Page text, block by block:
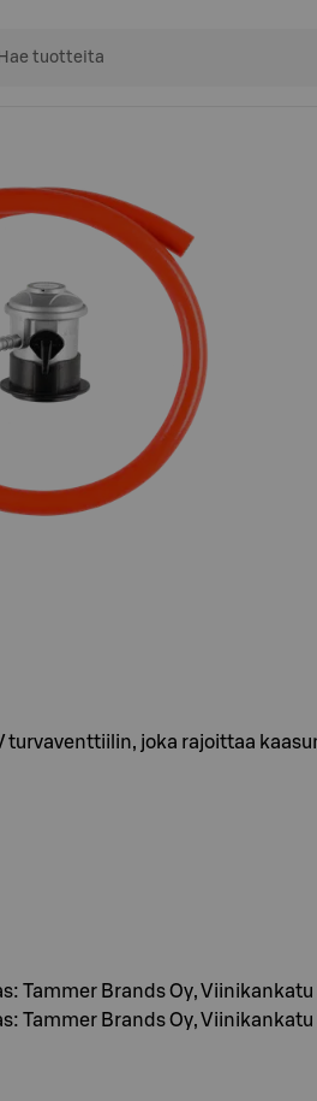
turvaventtiilin, joka rajoittaa
Tammer Brands Oy,
Tammer Brands Oy,